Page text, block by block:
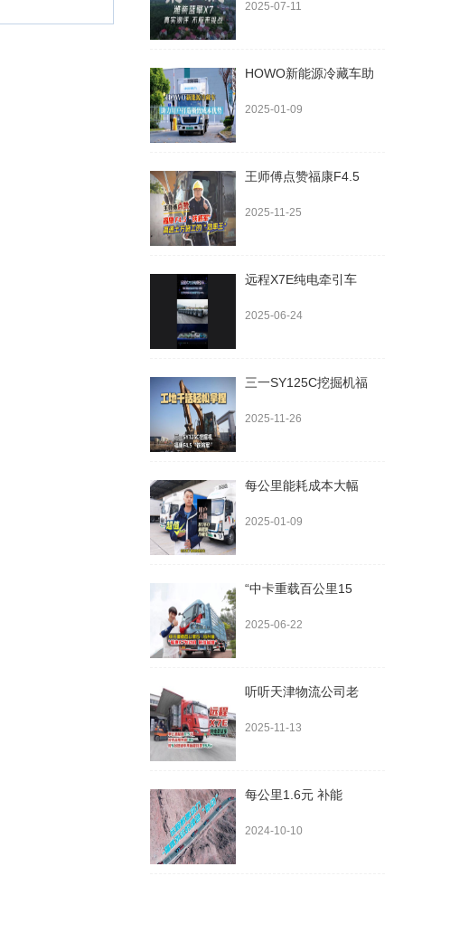
2025-07-11
HOWO新能源冷藏车助
2025-01-09
王师傅点赞福康F4.5
2025-11-25
远程X7E纯电牵引车
2025-06-24
三一SY125C挖掘机福
2025-11-26
每公里能耗成本大幅
2025-01-09
“中卡重载百公里15
2025-06-22
听听天津物流公司老
2025-11-13
每公里1.6元 补能
2024-10-10